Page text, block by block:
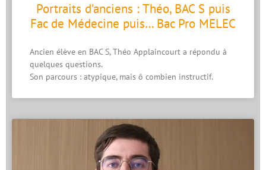
Portraits d’anciens : Théo, BAC S puis
Fac de Médecine puis… Bac Pro MELEC
Ancien élève en BAC S, Théo Applaincourt a répondu à
quelques questions.
Son parcours : atypique, mais ô combien instructif.